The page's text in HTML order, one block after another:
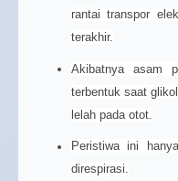
rantai transpor
terakhir.
Akibatnya asam
terbentuk saat
lelah pada otot.
Peristiwa ini
direspirasi.